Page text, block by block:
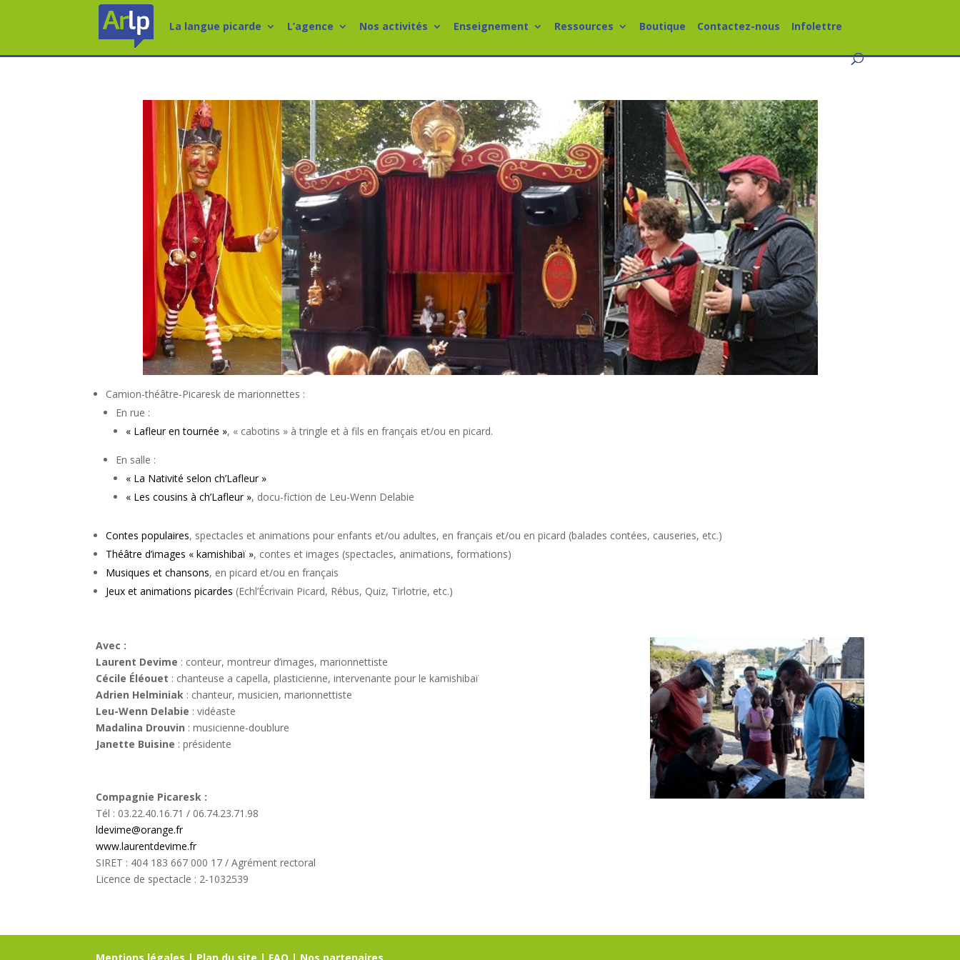
La langue picarde L’agence Nos activités Enseignement Ressources Boutique Contactez-nous Infolettre
Camion-théâtre-Picaresk de marionnettes :
En rue :
« Lafleur en tournée », « cabotins » à tringle et à fils en français et/ou en picard.
En salle :
« La Nativité selon ch’Lafleur »
« Les cousins à ch’Lafleur », docu-fiction de Leu-Wenn Delabie
Contes populaires, spectacles et animations pour enfants et/ou adultes, en français et/ou en picard (balades contées, causeries, etc.)
Théâtre d’images « kamishibaï », contes et images (spectacles, animations, formations)
Musiques et chansons, en picard et/ou en français
Jeux et animations picardes (Echl’Écrivain Picard, Rébus, Quiz, Tirlotrie, etc.)
Avec :
Laurent Devime : conteur, montreur d’images, marionnettiste
Cécile Éléouet : chanteuse a capella, plasticienne, intervenante pour le kamishibaï
Adrien Helminiak : chanteur, musicien, marionnettiste
Leu-Wenn Delabie : vidéaste
Madalina Drouvin : musicienne-doublure
Janette Buisine : présidente
Compagnie Picaresk :
Tél : 03.22.40.16.71 / 06.74.23.71.98
ldevime@orange.fr
www.laurentdevime.fr
SIRET : 404 183 667 000 17 / Agrément rectoral
Licence de spectacle : 2-1032539